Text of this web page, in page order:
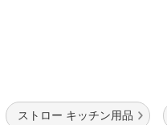
ストロー キッチン用品